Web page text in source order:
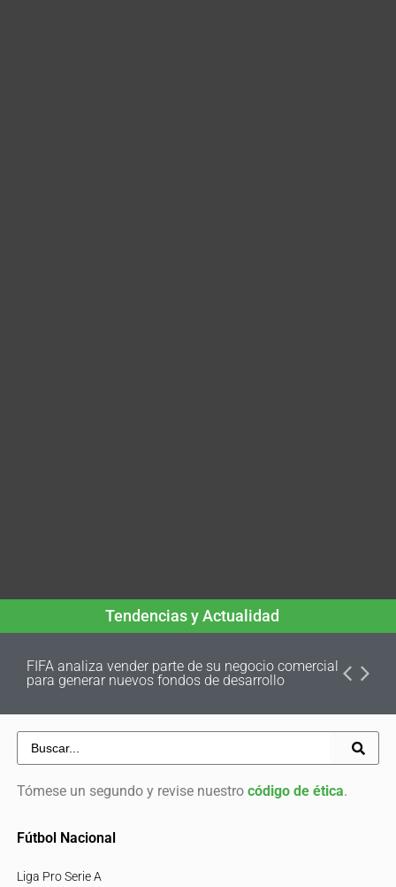
Tendencias y Actualidad
FIFA analiza vender parte de su negocio comercial
para generar nuevos fondos de desarrollo
Tómese un segundo y revise nuestro código de ética.
Fútbol Nacional
Liga Pro Serie A